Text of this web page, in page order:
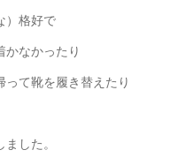
）格好で
なかったり
て靴を履き替えたり
した。